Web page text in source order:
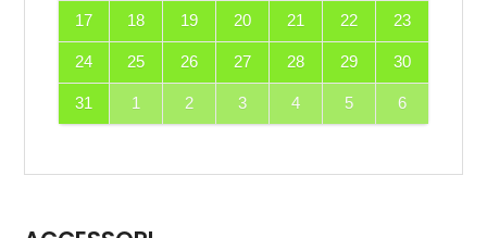
17 18 19 20 21 22 23
24 25 26 27 28 29 30
31 1 2 3 4 5 6